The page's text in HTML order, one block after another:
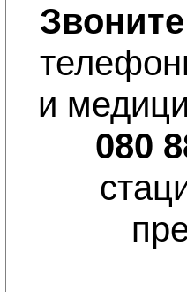
Звоните
и
080